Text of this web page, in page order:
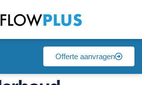
Offerte aanvragen